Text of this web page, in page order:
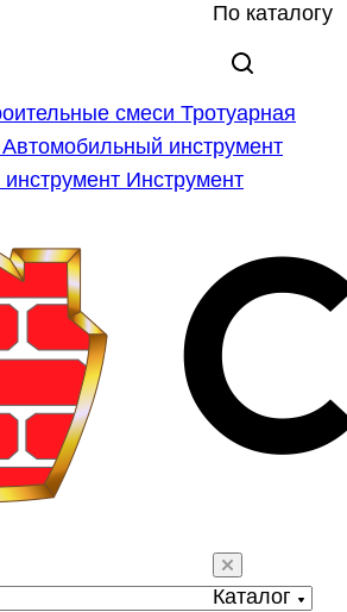
По каталогу
смеси Тротуарная
Автомобильный инструмент
Инструмент
Каталог